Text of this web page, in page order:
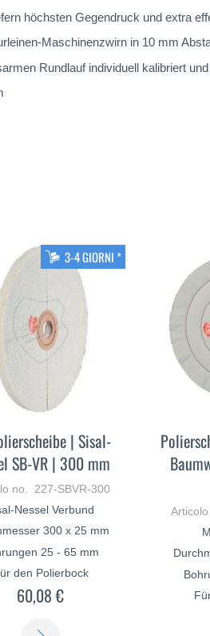
höchsten Gegendruck und extra
Maschinenzwirn in 10 mm
Rundlauf individuell kalibriert
3-4 GIORNI *
| Sisal-
SB-VR | 300 mm
no. 227-SBVR-300
Nessel Verbund
300 x 25 mm
25 - 65 mm
den Polierbock
60,08 €